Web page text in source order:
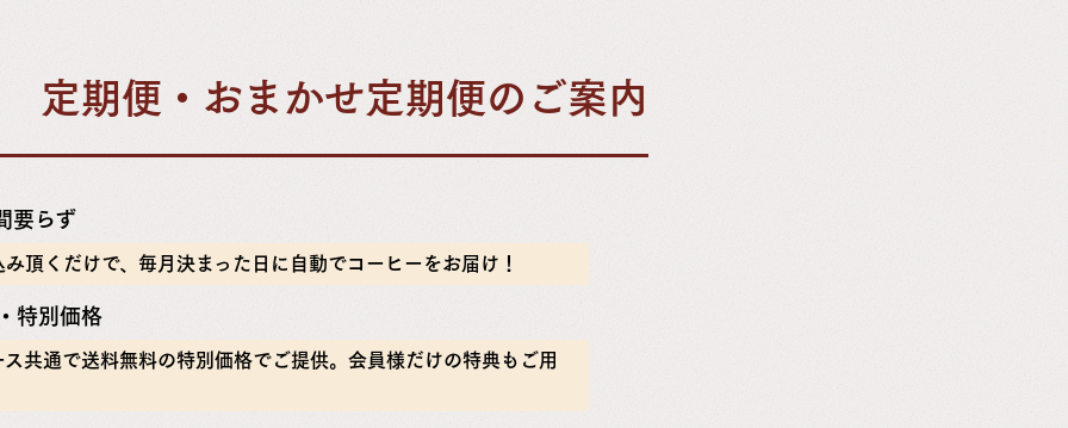
定期便・おまかせ定期便のご案内
要らず
頂くだけで、毎月決まった日に自動でコーヒーをお届け！
特別価格
共通で送料無料の特別価格でご提供。会員様だけの特典もご用